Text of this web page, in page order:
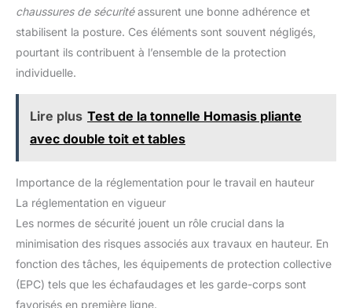
chaussures de sécuritéassurent une bonne adhérence et
stabilisent la posture. Ces éléments sont souvent négligés,
pourtant ils contribuent à l’ensemble de la protection
individuelle.
Lire plus Test de la tonnelle Homasis pliante
avec double toit et tables
Importance de la réglementation pour le travail en hauteur
La réglementation en vigueur
Les normes de sécurité jouent un rôle crucial dans la
minimisation des risques associés aux travaux en hauteur. En
fonction des tâches, les équipements de protection collective
(EPC) tels que les échafaudages et les garde-corps sont
favorisés en première ligne.